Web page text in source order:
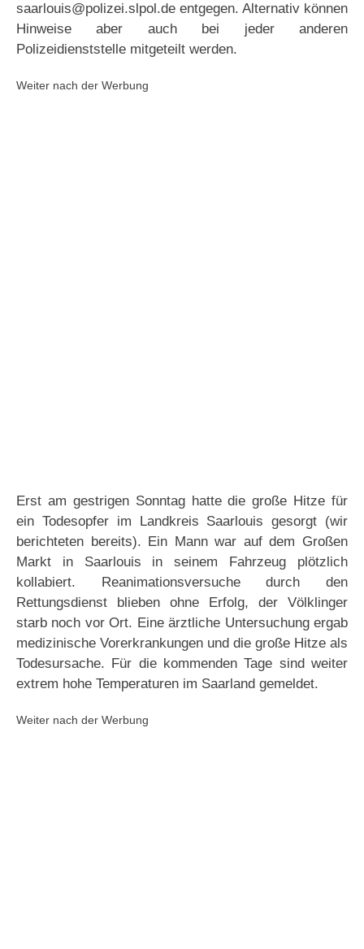
saarlouis@polizei.slpol.de entgegen. Alternativ können
Hinweise aber auch bei jeder anderen
Polizeidienststelle mitgeteilt werden.
Weiter nach der Werbung
Erst am gestrigen Sonntag hatte die große Hitze für
ein Todesopfer im Landkreis Saarlouis gesorgt (wir
berichteten bereits). Ein Mann war auf dem Großen
Markt in Saarlouis in seinem Fahrzeug plötzlich
kollabiert. Reanimationsversuche durch den
Rettungsdienst blieben ohne Erfolg, der Völklinger
starb noch vor Ort. Eine ärztliche Untersuchung ergab
medizinische Vorerkrankungen und die große Hitze als
Todesursache. Für die kommenden Tage sind weiter
extrem hohe Temperaturen im Saarland gemeldet.
Weiter nach der Werbung